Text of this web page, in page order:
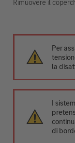
Rimuovere il
Per
la
I
di